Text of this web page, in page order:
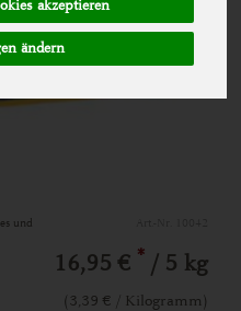
akzeptieren
ändern
und
16,95 € * / 5 kg
(3,39 € / Kilogramm)